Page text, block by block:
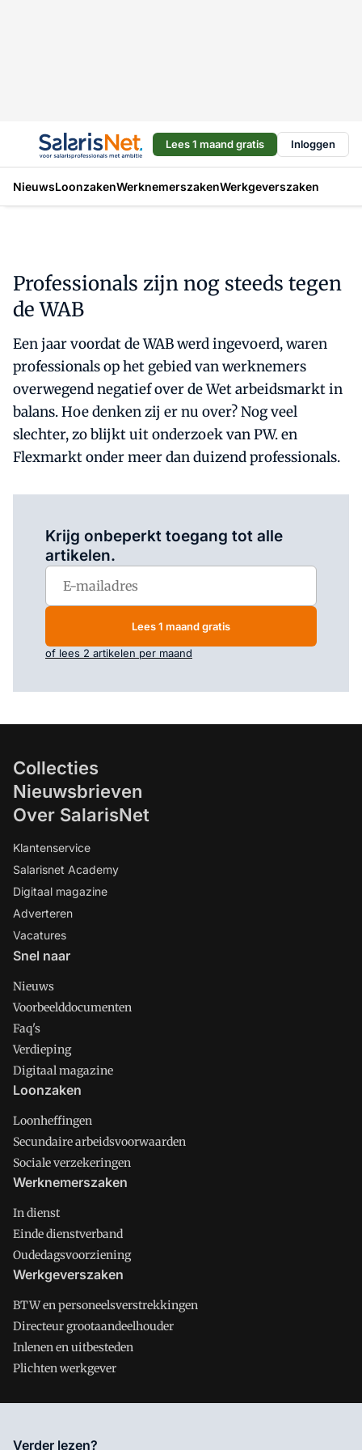
Lees 1 maand gratis Inloggen
NieuwsLoonzakenWerknemerszakenWerkgeverszaken
Professionals zijn nog steeds tegen
de WAB
Een jaar voordat de WAB werd ingevoerd, waren
professionals op het gebied van werknemers
overwegend negatief over de Wet arbeidsmarkt in
balans. Hoe denken zij er nu over? Nog veel
slechter, zo blijkt uit onderzoek van PW. en
Flexmarkt onder meer dan duizend professionals.
Krijg onbeperkt toegang tot alle
artikelen.
Lees 1 maand gratis
of lees 2 artikelen per maand
Collecties
Nieuwsbrieven
Over SalarisNet
Klantenservice
Salarisnet Academy
Digitaal magazine
Adverteren
Vacatures
Snel naar
Nieuws
Voorbeelddocumenten
Faq's
Verdieping
Digitaal magazine
Loonzaken
Loonheffingen
Secundaire arbeidsvoorwaarden
Sociale verzekeringen
Werknemerszaken
In dienst
Einde dienstverband
Oudedagsvoorziening
Werkgeverszaken
BTW en personeelsverstrekkingen
Directeur grootaandeelhouder
Inlenen en uitbesteden
Plichten werkgever
Salarisnet is onderdeel van VMN media. Lees in
Verder lezen?